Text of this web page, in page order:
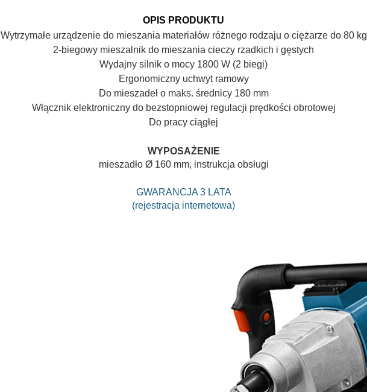
OPIS PRODUKTU
Wytrzymałe urządzenie do mieszania materiałów różnego rodzaju o ciężarze do 80 kg
2-biegowy mieszalnik do mieszania cieczy rzadkich i gęstych
Wydajny silnik o mocy 1800 W (2 biegi)
Ergonomiczny uchwyt ramowy
Do mieszadeł o maks. średnicy 180 mm
Włącznik elektroniczny do bezstopniowej regulacji prędkości obrotowej
Do pracy ciągłej
WYPOSAŻENIE
mieszadło Ø 160 mm, instrukcja obsługi
GWARANCJA 3 LATA
(rejestracja internetowa)